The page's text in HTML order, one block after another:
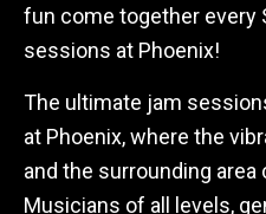
fun come together every
sessions at Phoenix!
The ultimate jam
at Phoenix, where the
and the surrounding
Musicians of all levels,